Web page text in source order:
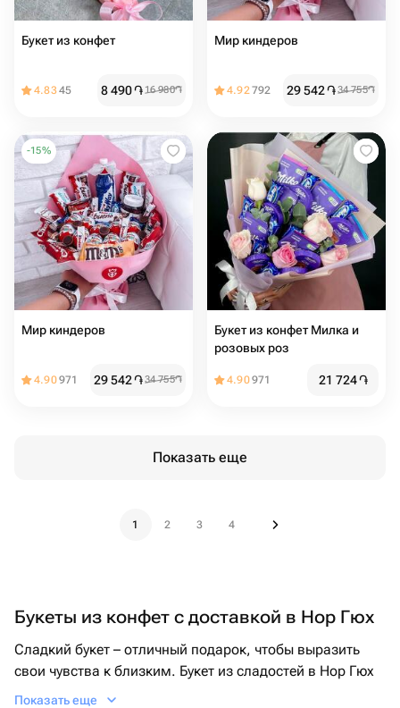
Букет из конфет
4.8345 8 490֏16 980֏
Мир киндеров
4.92792 29 542֏34 755֏
-15%
Мир киндеров
4.90971 29 542֏34 755֏
Букет из конфет Милка и
розовых роз
4.90971 21 724֏
Показать еще
1 2 3 4
Букеты из конфет с доставкой в Нор Гюх
Сладкий букет – отличный подарок, чтобы выразить
свои чувства к близким. Букет из сладостей в Нор Гюх
может стать отличным подарком для дочки на день
Показать еще